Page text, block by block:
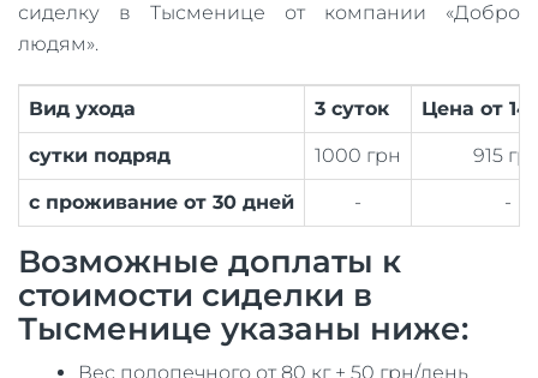
сиделку в Тысменице от компании «Добро
людям».
Вид ухода 3 суток Цена от 14
сутки подряд 1000 грн 915
с проживание от 30 дней - -
Возможные доплаты к
стоимости сиделки в
Тысменице указаны ниже:
Вес подопечного от 80 кг + 50 грн/день